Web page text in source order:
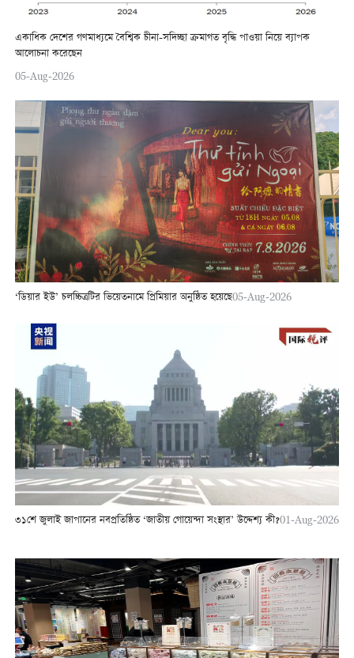
একাধিক দেশের গণমাধ্যমে বৈশ্বিক চীনা-সদিচ্ছা ক্রমাগত বৃদ্ধি পাওয়া নিয়ে ব্যাপক
আলোচনা করেছেন
05-Aug-2026
‘ডিয়ার ইউ’ চলচ্চিত্রটির ভিয়েতনামে প্রিমিয়ার অনুষ্ঠিত হয়েছে05-Aug-2026
৩১শে জুলাই জাপানের নবপ্রতিষ্ঠিত ‘জাতীয় গোয়েন্দা সংস্থার’ উদ্দেশ্য কী?01-Aug-2026